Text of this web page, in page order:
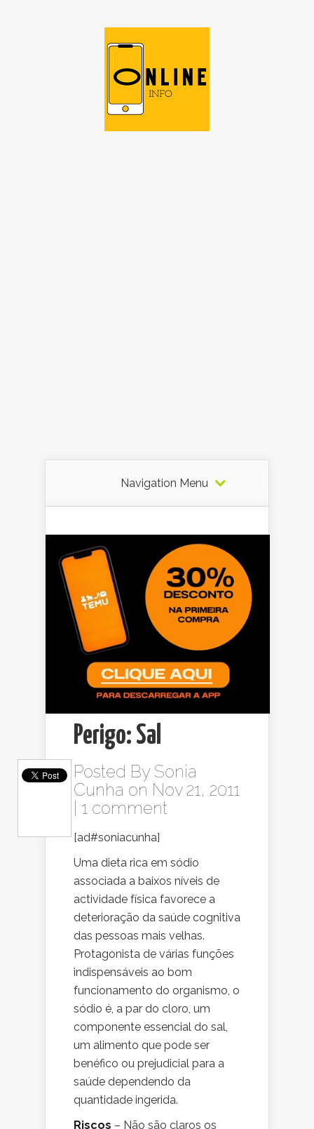
Navigation Menu
Perigo: Sal
Posted By Sonia
Cunha on Nov 21, 2011
1 comment
[ad#soniacunha]
Uma dieta rica em sódio
associada a baixos níveis de
actividade física favorece a
deterioração da saúde cognitiva
das pessoas mais velhas.
Protagonista de várias funções
indispensáveis ao bom
funcionamento do organismo, o
sódio é, a par do cloro, um
componente essencial do sal,
um alimento que pode ser
benéfico ou prejudicial para a
saúde dependendo da
quantidade ingerida.
Riscos – Não são claros os